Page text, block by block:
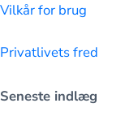
Vilkår for brug
Privatlivets fred
Seneste indlæg